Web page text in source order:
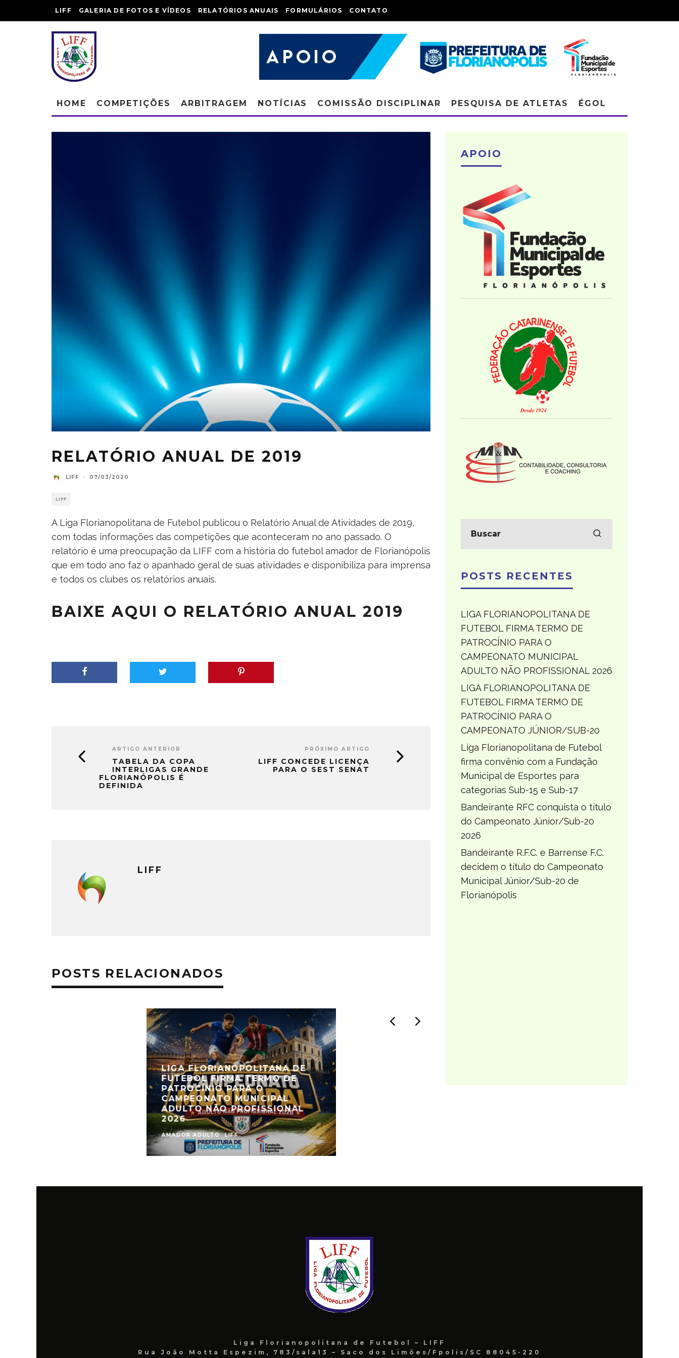
LIFF GALERIA DE FOTOS E VÍDEOS RELATÓRIOS ANUAIS FORMULÁRIOS CONTATO
HOME COMPETIÇÕES ARBITRAGEM NOTÍCIAS COMISSÃO DISCIPLINAR PESQUISA DE ATLETAS ÉGOL
RELATÓRIO ANUAL DE 2019
LIFF · 07/03/2020
LIFF
A Liga Florianopolitana de Futebol publicou o Relatório Anual de Atividades de 2019,
com todas informações das competições que aconteceram no ano passado. O
relatório é uma preocupação da LIFF com a história do futebol amador de Florianópolis
que em todo ano faz o apanhado geral de suas atividades e disponibiliza para imprensa
e todos os clubes os relatórios anuais.
BAIXE AQUI O RELATÓRIO ANUAL 2019
ARTIGO ANTERIOR
TABELA DA COPA
INTERLIGAS GRANDE
FLORIANÓPOLIS É
DEFINIDA
PRÓXIMO ARTIGO
LIFF CONCEDE LICENÇA
PARA O SEST SENAT
LIFF
POSTS RELACIONADOS
LIGA FLORIANOPOLITANA DE
FUTEBOL FIRMA TERMO DE
PATROCÍNIO PARA O
CAMPEONATO MUNICIPAL
ADULTO NÃO PROFISSIONAL
2026
AMADOR ADULTO LIFF
APOIO
POSTS RECENTES
LIGA FLORIANOPOLITANA DE
FUTEBOL FIRMA TERMO DE
PATROCÍNIO PARA O
CAMPEONATO MUNICIPAL
ADULTO NÃO PROFISSIONAL 2026
LIGA FLORIANOPOLITANA DE
FUTEBOL FIRMA TERMO DE
PATROCÍNIO PARA O
CAMPEONATO JÚNIOR/SUB-20
Liga Florianopolitana de Futebol
firma convênio com a Fundação
Municipal de Esportes para
categorias Sub-15 e Sub-17
Bandeirante RFC conquista o título
do Campeonato Júnior/Sub-20
2026
Bandeirante R.F.C. e Barrense F.C.
decidem o título do Campeonato
Municipal Júnior/Sub-20 de
Florianópolis
Liga Florianopolitana de Futebol – LIFF
Rua João Motta Espezim, 783/sala13 – Saco dos Limões/Fpolis/SC 88045-220